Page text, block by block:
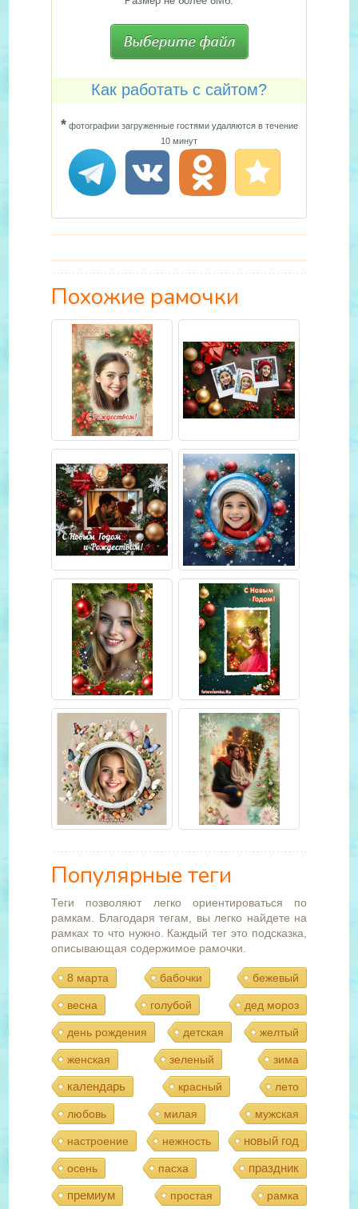
Как работать с сайтом?
*фотографии загруженные гостями удаляются в течение
10 минут
Похожие рамочки
Популярные теги
Теги позволяют легко ориентироваться по
рамкам. Благодаря тегам, вы легко найдете на
рамках то что нужно. Каждый тег это подсказка,
описывающая содержимое рамочки.
8 марта бабочки бежевый
весна голубой дед мороз
день рождения детская желтый
женская зеленый зима
календарь красный лето
любовь милая мужская
настроение нежность новый год
осень пасха
праздник
премиум
простая рамка